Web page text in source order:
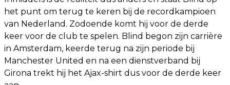
het punt om terug te keren bij de recordkampioen
van Nederland. Zodoende komt hij voor de derde
keer voor de club te spelen. Blind begon zijn carrière
in Amsterdam, keerde terug na zijn periode bij
Manchester United en na een dienstverband bij
Girona trekt hij het Ajax-shirt dus voor de derde keer